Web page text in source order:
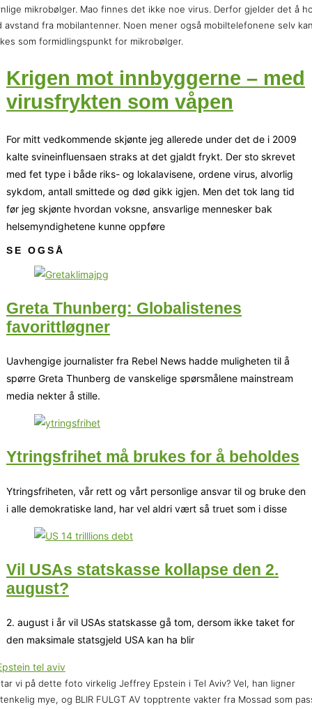
mikrobølger. Mao finnes det ikke noe virus. Derfor gjelder det å
avstand fra mobilantenner. Noen mener også mobiltelefonene selv
som formidlingspunkt for mikrobølger.
Krigen mot innbyggerne – med
virusfrykten som våpen
For mitt vedkommende skjønte jeg allerede under det de i 2009
kalte svineinfluensaen straks at det gjaldt frykt. Der sto skrevet
med fet type i både riks- og lokalavisene, ordene virus, alvorlig
sykdom, antall smittede og død gikk igjen. Men det tok lang tid
før jeg skjønte hvordan voksne, ansvarlige mennesker bak
helsemyndighetene kunne oppføre
SE OGSÅ
Greta Thunberg: Globalistenes
favorittløgner
Uavhengige journalister fra Rebel News hadde muligheten til å
spørre Greta Thunberg de vanskelige spørsmålene mainstream
media nekter å stille.
Ytringsfrihet må brukes for å beholdes
Ytringsfriheten, vår rett og vårt personlige ansvar til og bruke den
i alle demokratiske land, har vel aldri vært så truet som i disse
Vil USAs statskasse kollapse den 2.
august?
2. august i år vil USAs statskasse gå tom, dersom ikke taket for
den maksimale statsgjeld USA kan ha blir
vi på dette foto virkelig Jeffrey Epstein i Tel Aviv? Vel, han ligner
mye, og BLIR FULGT AV topptrente vakter fra Mossad som